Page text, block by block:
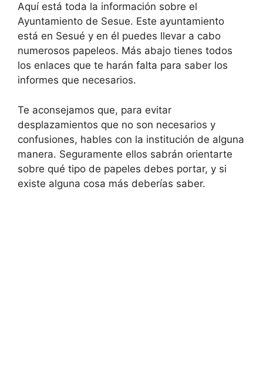
Aquí está toda la información sobre el
Ayuntamiento de Sesue. Este ayuntamiento
está en Sesué y en él puedes llevar a cabo
numerosos papeleos. Más abajo tienes todos
los enlaces que te harán falta para saber los
informes que necesarios.
Te aconsejamos que, para evitar
desplazamientos que no son necesarios y
confusiones, hables con la institución de alguna
manera. Seguramente ellos sabrán orientarte
sobre qué tipo de papeles debes portar, y si
existe alguna cosa más deberías saber.